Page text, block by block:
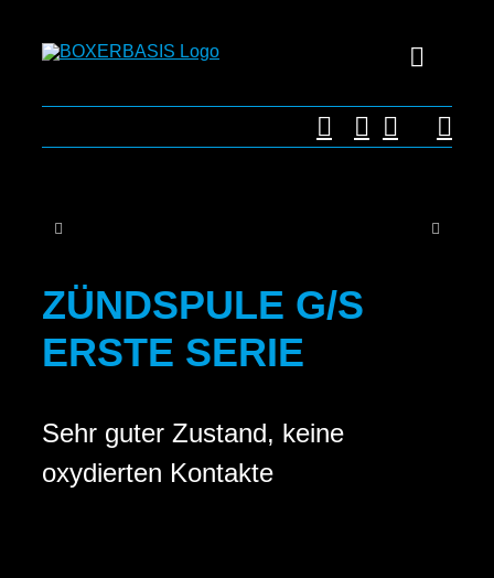
Inhalt
Toggle
ZÜNDSPULE G/S
ERSTE SERIE
Sehr guter Zustand, keine
oxydierten Kontakte